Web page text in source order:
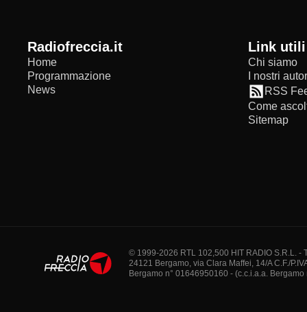
radiofreccia.it
Home
Programmazione
News
Link utili
Chi siamo
I nostri
RSS
Come
Sitemap
© 1999-2026 RTL 102,500 HIT RADIO S.R.L. -
24121 Bergamo, via Clara Maffei, 14/A C.F./
Bergamo n° 01646950160 - (c.c.i.a.a. Bergamo